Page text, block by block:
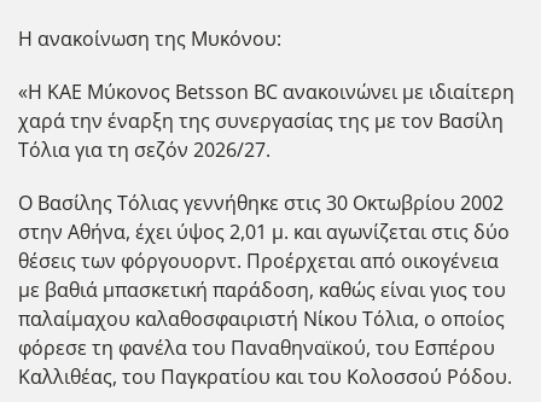
Η ανακοίνωση της Μυκόνου:
«Η ΚΑΕ Μύκονος Betsson BC ανακοινώνει με ιδιαίτερη
χαρά την έναρξη της συνεργασίας της με τον Βασίλη
Τόλια για τη σεζόν 2026/27.
Ο Βασίλης Τόλιας γεννήθηκε στις 30 Οκτωβρίου 2002
στην Αθήνα, έχει ύψος 2,01 μ. και αγωνίζεται στις δύο
θέσεις των φόργουορντ. Προέρχεται από οικογένεια
με βαθιά μπασκετική παράδοση, καθώς είναι γιος του
παλαίμαχου καλαθοσφαιριστή Νίκου Τόλια, ο οποίος
φόρεσε τη φανέλα του Παναθηναϊκού, του Εσπέρου
Καλλιθέας, του Παγκρατίου και του Κολοσσού Ρόδου.